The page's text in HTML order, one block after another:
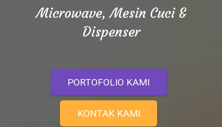
Microwave, Mesin Cuci &
Dispenser
PORTOFOLIO KAMI
KONTAK KAMI